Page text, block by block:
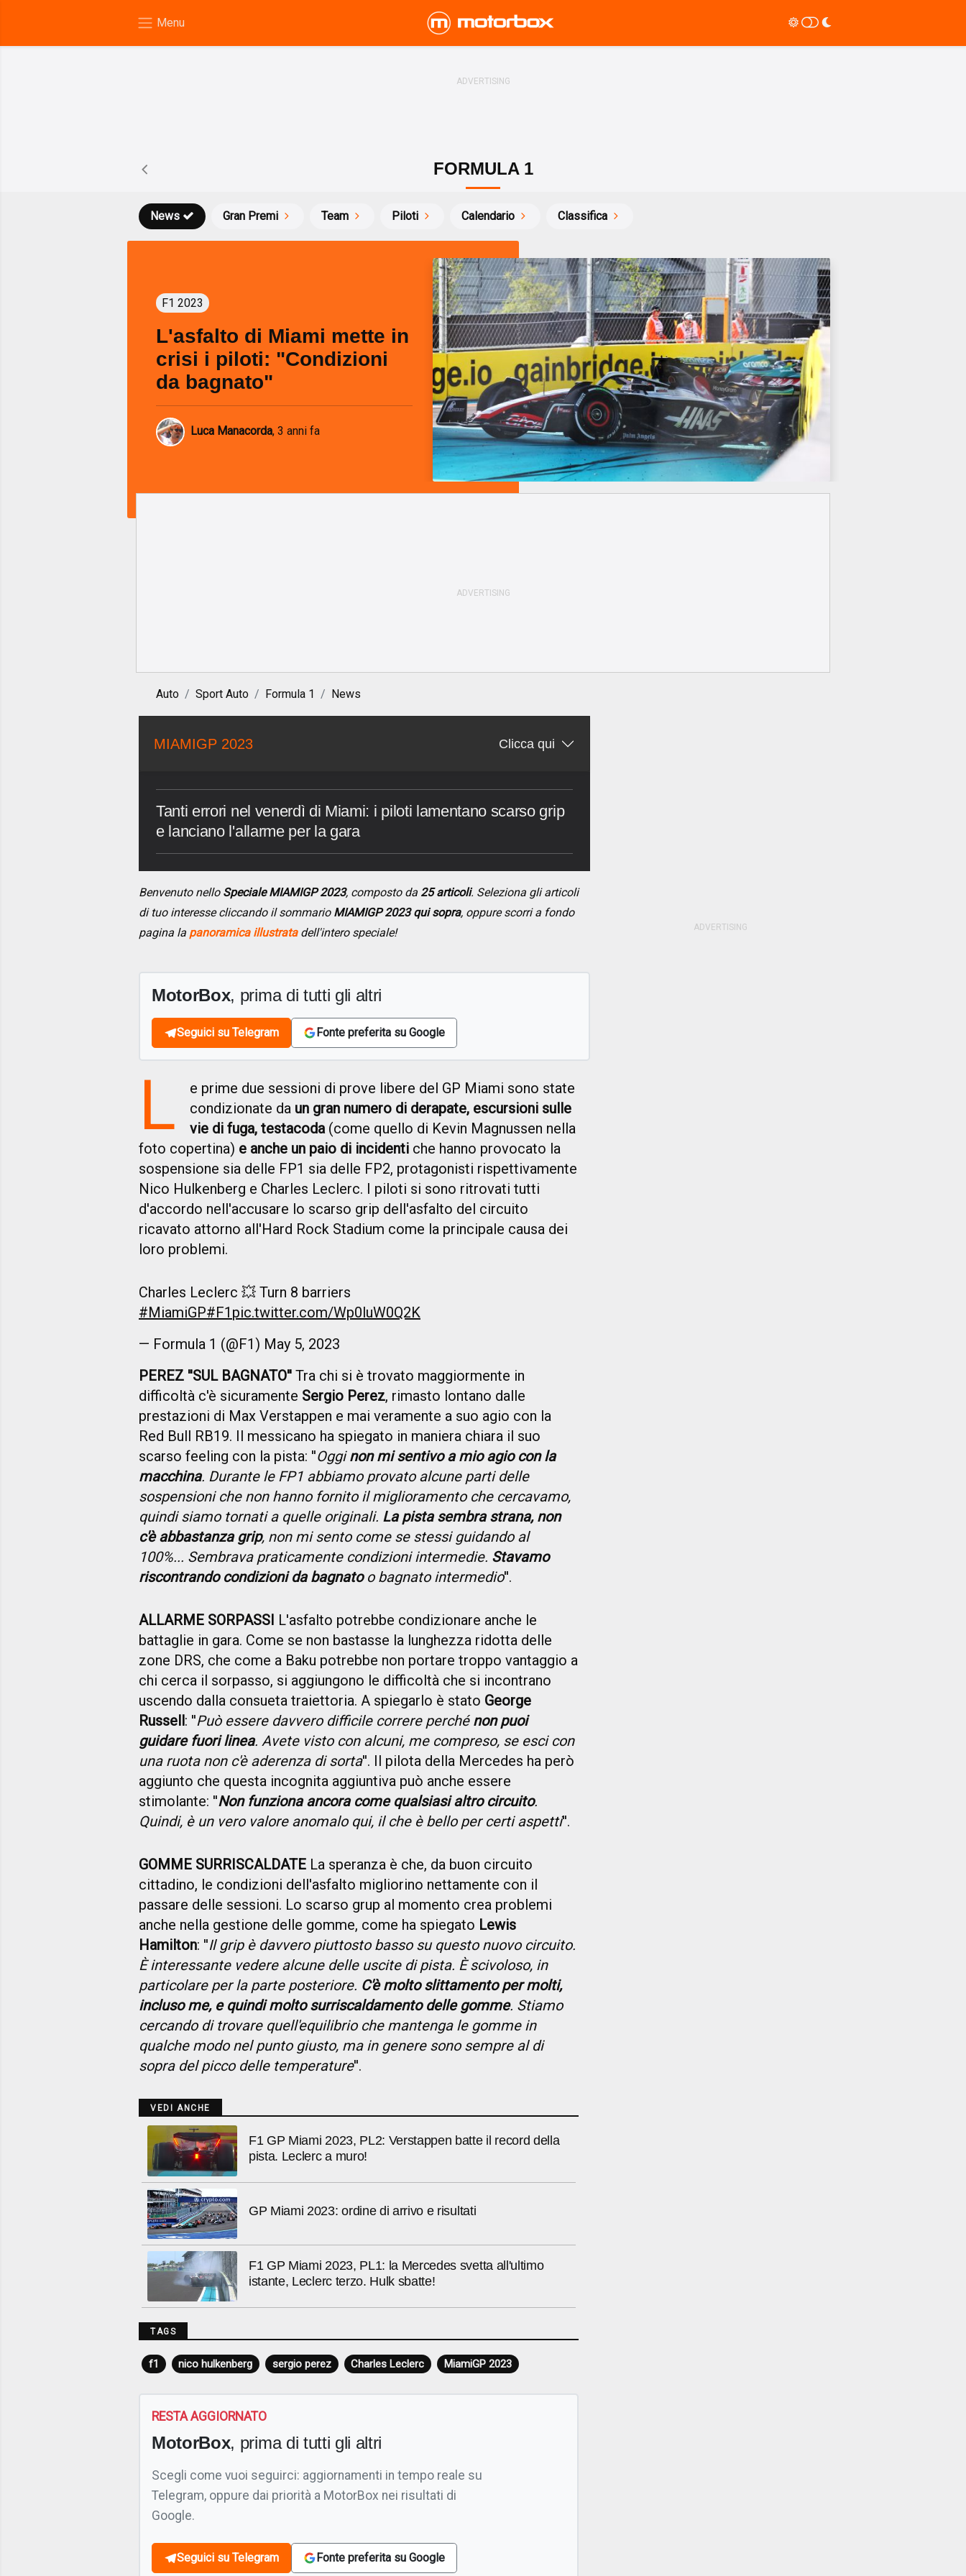
FORMULA 1
News Gran Premi Team Piloti Calendario Classifica
F1 2023
L'asfalto di Miami mette in
crisi i piloti: "Condizioni
da bagnato"
Luca Manacorda, 3 anni fa
Auto Sport Auto Formula 1 News
MIAMIGP 2023 Clicca qui
Tanti errori nel venerdì di Miami: i piloti lamentano scarso grip
e lanciano l'allarme per la gara
Benvenuto nello Speciale MIAMIGP 2023, composto da 25 articoli. Seleziona gli articoli
di tuo interesse cliccando il sommario MIAMIGP 2023 qui sopra, oppure scorri a fondo
pagina la panoramica illustratadell'intero speciale!
MotorBox, prima di tutti gli altri
Seguici su Telegram Fonte preferita su Google
L
e prime due sessioni di prove libere del GP Miami sono state
condizionate da un gran numero di derapate, escursioni sulle
vie di fuga, testacoda(come quello di Kevin Magnussen nella
foto copertina) e anche un paio di incidenti che hanno provocato la
sospensione sia delle FP1 sia delle FP2, protagonisti rispettivamente
Nico Hulkenberg e Charles Leclerc. I piloti si sono ritrovati tutti
d'accordo nell'accusare lo scarso grip dell'asfalto del circuito
ricavato attorno all'Hard Rock Stadium come la principale causa dei
loro problemi.
Charles Leclerc 💥 Turn 8 barriers
#MiamiGP#F1 pic.twitter.com/Wp0luW0Q2K
— Formula 1 (@F1) May 5, 2023
PEREZ ''SUL BAGNATO'' Tra chi si è trovato maggiormente in
difficoltà c'è sicuramente Sergio Perez, rimasto lontano dalle
prestazioni di Max Verstappen e mai veramente a suo agio con la
Red Bull RB19. Il messicano ha spiegato in maniera chiara il suo
scarso feeling con la pista: ''Ogginon mi sentivo a mio agio con la
macchina. Durante le FP1 abbiamo provato alcune parti delle
sospensioni che non hanno fornito il miglioramento che cercavamo,
quindi siamo tornati a quelle originali. La pista sembra strana, non
c'è abbastanza grip, non mi sento come se stessi guidando al
100%... Sembrava praticamente condizioni intermedie. Stavamo
riscontrando condizioni da bagnatoo bagnato intermedio''.
ALLARME SORPASSI L'asfalto potrebbe condizionare anche le
battaglie in gara. Come se non bastasse la lunghezza ridotta delle
zone DRS, che come a Baku potrebbe non portare troppo vantaggio a
chi cerca il sorpasso, si aggiungono le difficoltà che si incontrano
uscendo dalla consueta traiettoria. A spiegarlo è stato George
Russell: ''Può essere davvero difficile correre perché non puoi
guidare fuori linea. Avete visto con alcuni, me compreso, se esci con
una ruota non c'è aderenza di sorta''. Il pilota della Mercedes ha però
aggiunto che questa incognita aggiuntiva può anche essere
stimolante: ''Non funziona ancora come qualsiasi altro circuito.
Quindi, è un vero valore anomalo qui, il che è bello per certi aspetti''.
GOMME SURRISCALDATE La speranza è che, da buon circuito
cittadino, le condizioni dell'asfalto migliorino nettamente con il
passare delle sessioni. Lo scarso grup al momento crea problemi
anche nella gestione delle gomme, come ha spiegato Lewis
Hamilton: ''Il grip è davvero piuttosto basso su questo nuovo circuito.
È interessante vedere alcune delle uscite di pista. È scivoloso, in
particolare per la parte posteriore. C'è molto slittamento per molti,
incluso me, e quindi molto surriscaldamento delle gomme. Stiamo
cercando di trovare quell'equilibrio che mantenga le gomme in
qualche modo nel punto giusto, ma in genere sono sempre al di
sopra del picco delle temperature''.
VEDI ANCHE
F1 GP Miami 2023, PL2: Verstappen batte il record della
pista. Leclerc a muro!
GP Miami 2023: ordine di arrivo e risultati
F1 GP Miami 2023, PL1: la Mercedes svetta all'ultimo
istante, Leclerc terzo. Hulk sbatte!
TAGS
f1 nico hulkenberg sergio perez Charles Leclerc MiamiGP 2023
RESTA AGGIORNATO
MotorBox, prima di tutti gli altri
Scegli come vuoi seguirci: aggiornamenti in tempo reale su
Telegram, oppure dai priorità a MotorBox nei risultati di
Google.
Seguici su Telegram Fonte preferita su Google